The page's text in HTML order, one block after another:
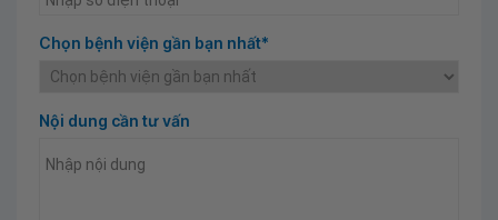
Chọn bệnh viện gần bạn nhất*
Nội dung cần tư vấn